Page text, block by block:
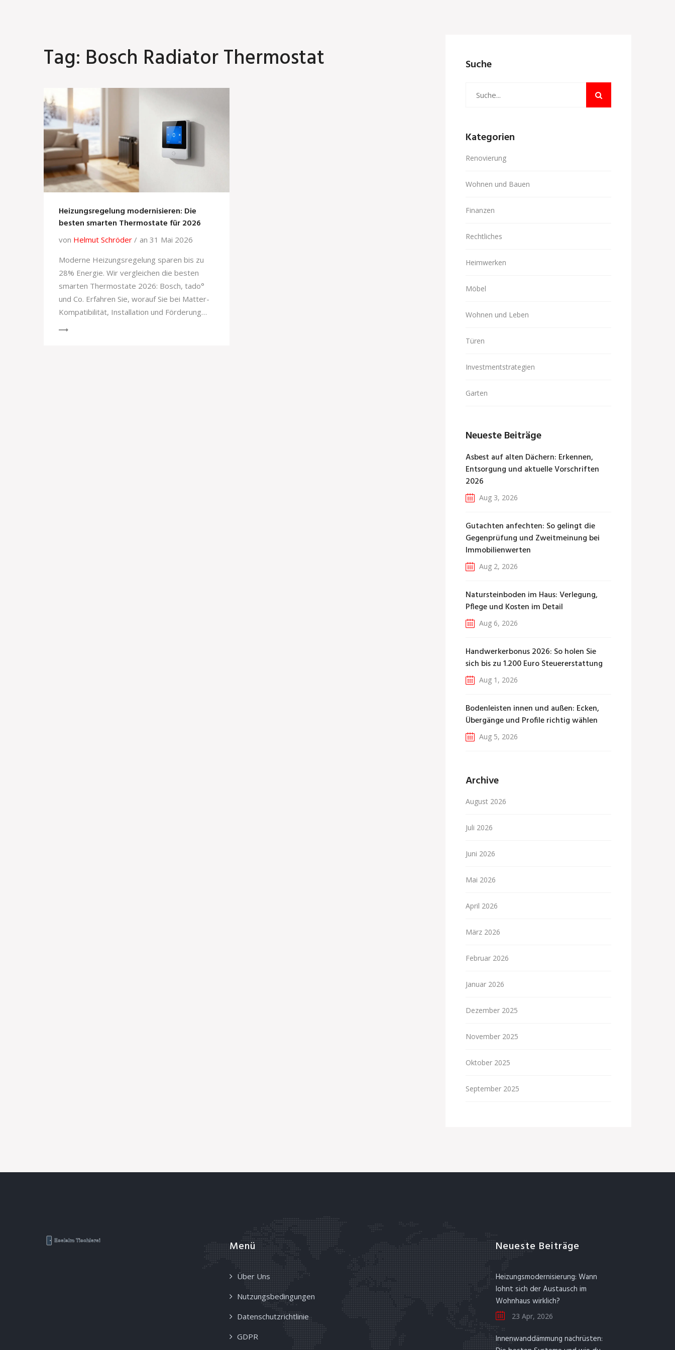
Tag: Bosch Radiator Thermostat
Heizungsregelung modernisieren: Die
besten smarten Thermostate für 2026
von Helmut Schröder
an 31 Mai 2026
Moderne Heizungsregelung sparen bis zu
28% Energie. Wir vergleichen die besten
smarten Thermostate 2026: Bosch, tado°
und Co. Erfahren Sie, worauf Sie bei Matter-
Kompatibilität, Installation und Förderung
Suche
Kategorien
Renovierung
Wohnen und Bauen
Finanzen
Rechtliches
Heimwerken
Möbel
Wohnen und Leben
Türen
Investmentstrategien
Garten
Neueste Beiträge
Asbest auf alten Dächern: Erkennen,
Entsorgung und aktuelle Vorschriften
2026
Aug 3, 2026
Gutachten anfechten: So gelingt die
Gegenprüfung und Zweitmeinung bei
Immobilienwerten
Aug 2, 2026
Natursteinboden im Haus: Verlegung,
Pflege und Kosten im Detail
Aug 6, 2026
Handwerkerbonus 2026: So holen Sie
sich bis zu 1.200 Euro Steuererstattung
Aug 1, 2026
Bodenleisten innen und außen: Ecken,
Übergänge und Profile richtig wählen
Aug 5, 2026
Archive
August 2026
Juli 2026
Juni 2026
Mai 2026
April 2026
März 2026
Februar 2026
Januar 2026
Dezember 2025
November 2025
Oktober 2025
September 2025
Menü
Über Uns
Nutzungsbedingungen
Datenschutzrichtlinie
GDPR
Neueste Beiträge
Heizungsmodernisierung: Wann
lohnt sich der Austausch im
Wohnhaus wirklich?
23 Apr, 2026
Innenwanddämmung nachrüsten: